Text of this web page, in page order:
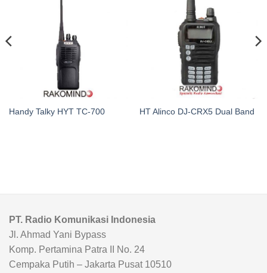
Handy Talky HYT TC-700 HT Alinco DJ-CRX5 Dual Band
PT. Radio Komunikasi Indonesia
Jl. Ahmad Yani Bypass
Komp. Pertamina Patra II No. 24
Cempaka Putih – Jakarta Pusat 10510